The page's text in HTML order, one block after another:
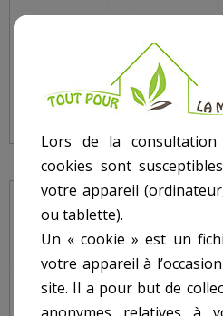
MEULE EN CÉRAMIQUE
Lors de la
cookies sont
votre appareil
ou tablette).
Un « cookie » est un
votre appareil à
site. Il a pour but de